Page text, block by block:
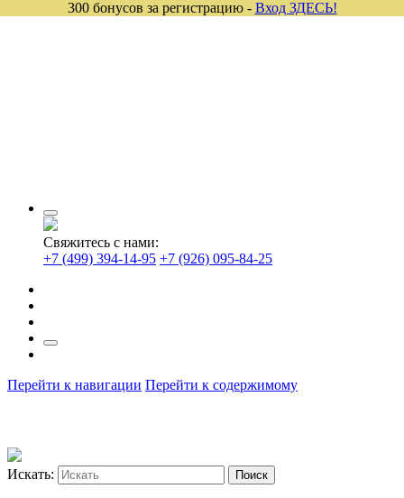
Свяжитесь с нами:
+7 (499) 394-14-95 +7 (926) 095-84-25
Перейти к навигации Перейти к содержимому
Искать:
300 бонусов за регистрацию - Вход ЗДЕСЬ!